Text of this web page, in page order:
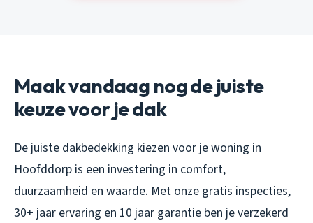
Maak vandaag nog de juiste
keuze voor je dak
De juiste dakbedekking kiezen voor je woning in
Hoofddorp is een investering in comfort,
duurzaamheid en waarde. Met onze gratis inspecties,
30+ jaar ervaring en 10 jaar garantie ben je verzekerd